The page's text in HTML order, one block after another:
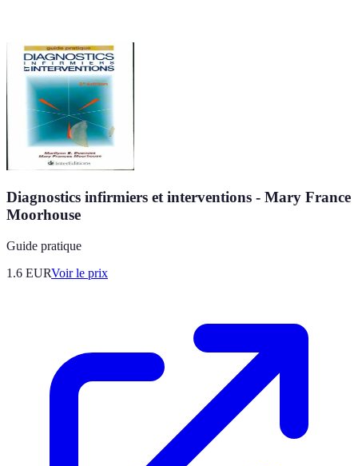
Diagnostics infirmiers et interventions - Mary France
Moorhouse
Guide pratique
1.6 EURVoir le prix